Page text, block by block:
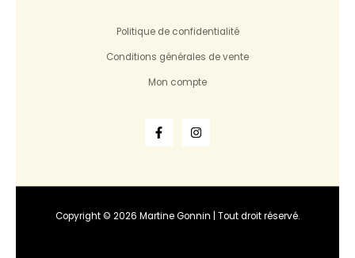
Politique de confidentialité
Conditions générales de vente
Mon compte
Copyright © 2026 Martine Gonnin | Tout droit réservé.